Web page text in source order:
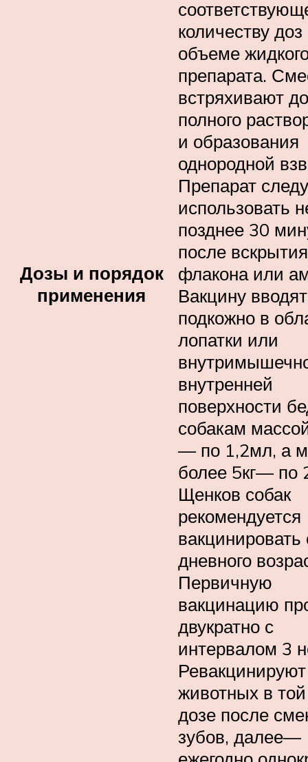
Дозы и порядок
применения
количеству доз
объеме
препарата.
встряхивают до
полного
и образования
однородной
Препарат
использовать
позднее 30
после вскрытия
флакона или
Вакцину вводят
подкожно в
лопатки или
внутренней
поверхности
собакам
— по 1,2мл, а
более 5кг— по
Щенков собак
рекомендуется
дневного
Первичную
вакцинацию
двукратно с
интервалом 3
Ревакцинируют
животных в
дозе после
зубов, далее—